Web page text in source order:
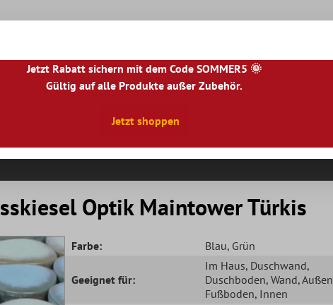
|PL|PT|FI|GR|RO|NO|HU|BG|HR|
Terrassenplatten
Optik Maintower Türkis
Farbe: Blau, Grün
Geeignet für:
Im Haus, Duschwand,
Duschboden, Wand, Außen
Fußboden, Innen
Jetzt Rabatt sichern mit dem Code SOMMER5 🌞
Gültig auf alle Produkte außer Zubehör.
Jetzt shoppen